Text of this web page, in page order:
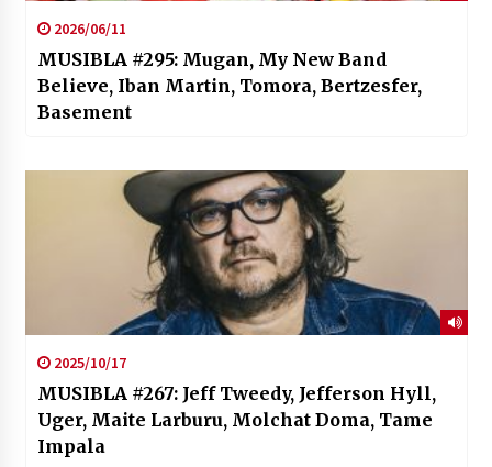
2026/06/11
MUSIBLA #295: Mugan, My New Band
Believe, Iban Martin, Tomora, Bertzesfer,
Basement
2025/10/17
MUSIBLA #267: Jeff Tweedy, Jefferson Hyll,
Uger, Maite Larburu, Molchat Doma, Tame
Impala